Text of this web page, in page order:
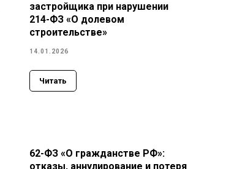
застройщика при нарушении
214-ФЗ «О долевом
строительстве»
14.01.2026
Читать
62-ФЗ «О гражданстве РФ»:
отказы, аннулирование и потеря